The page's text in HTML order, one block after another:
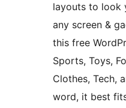
layouts to look
any screen &
this free
Sports, Toys,
Clothes, Tech,
word, it best